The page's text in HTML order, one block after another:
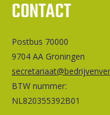
CONTACT
Postbus 70000
9704 AA Groningen
BTW nummer:
NL820355392B01